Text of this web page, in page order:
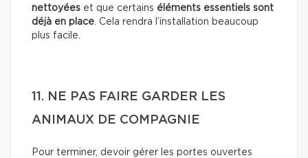
nettoyées et que certains éléments essentiels sont
déjà en place. Cela rendra l’installation beaucoup
plus facile.
11. NE PAS FAIRE GARDER LES
ANIMAUX DE COMPAGNIE
Pour terminer, devoir gérer les portes ouvertes